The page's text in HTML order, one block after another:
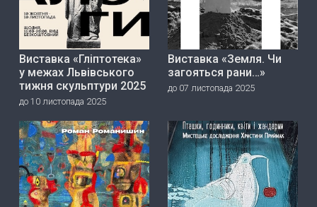
Виставка «Гліптотека»
у межах Львівського
тижня скульптури 2025
до 10 листопада 2025
Виставка «Земля. Чи
загояться рани…»
до 07 листопада 2025